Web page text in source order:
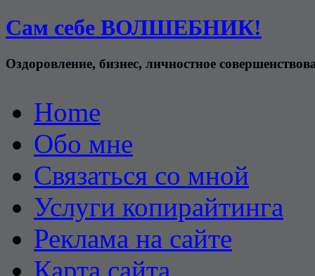
Сам себе ВОЛШЕБНИК!
Оздоровление, бизнес, личностное
Home
Обо мне
Связаться со мной
Услуги копирайтинга
Реклама на сайте